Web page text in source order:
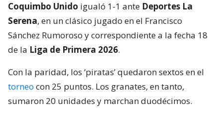
Coquimbo Unido igualó 1-1 ante Deportes La
Serena, en un clásico jugado en el Francisco
Sánchez Rumoroso y correspondiente a la fecha 18
de la Liga de Primera 2026.
Con la paridad, los ‘piratas’ quedaron sextos en el
torneo con 25 puntos. Los granates, en tanto,
sumaron 20 unidades y marchan duodécimos.